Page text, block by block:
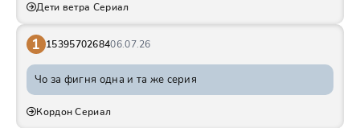
Дети ветра Сериал
1 1539570268406.07.26
Чо за фигня одна и та же серия
Кордон Сериал